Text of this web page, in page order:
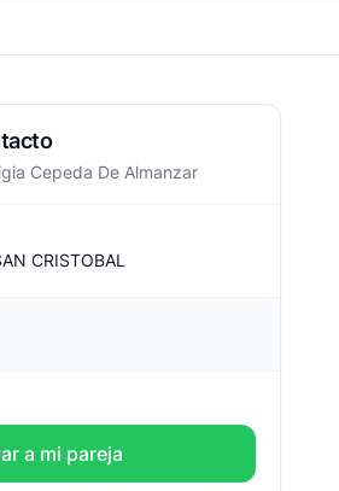
Cepeda De Almanzar
CRISTOBAL
a mi pareja